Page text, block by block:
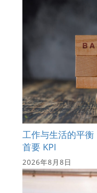
工作与生活的平
首要 KPI
2026年8月8日